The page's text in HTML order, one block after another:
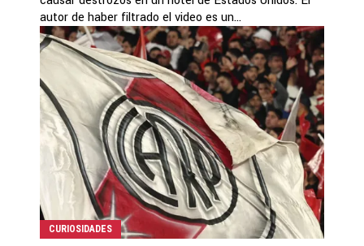
autor de haber filtrado el video es un...
CURIOSIDADES